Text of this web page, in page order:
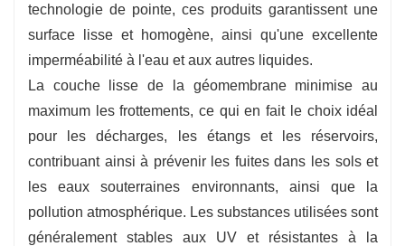
produits chimiques, ce qui les rend idéales pour
les fonctions industrielles et le contrôle des
déchets dangereux.
-Durabilité :
Les géomembranes lisses sont soigneusement
conçues pour résister aux contraintes
environnementales, à la perforation et à la
déchirure, garantissant ainsi une fiabilité à long
terme.
technologie de pointe, ces produits garantissent une
surface lisse et homogène, ainsi qu'une excellente
imperméabilité à l'eau et aux autres liquides.
La couche lisse de la géomembrane minimise au
maximum les frottements, ce qui en fait le choix idéal
pour les décharges, les étangs et les réservoirs,
contribuant ainsi à prévenir les fuites dans les sols et
les eaux souterraines environnants, ainsi que la
pollution atmosphérique. Les substances utilisées sont
généralement stables aux UV et résistantes à la